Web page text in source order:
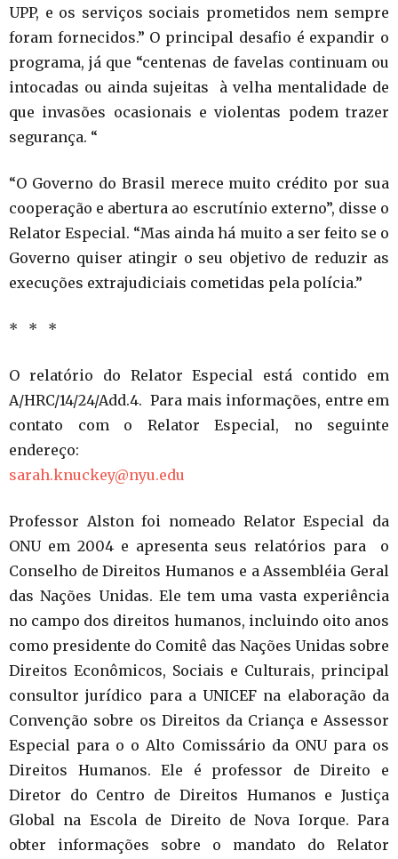
UPP, e os serviços sociais prometidos nem sempre
foram fornecidos.” O principal desafio é expandir o
programa, já que “centenas de favelas continuam ou
intocadas ou ainda sujeitas à velha mentalidade de
que invasões ocasionais e violentas podem trazer
segurança. “
“O Governo do Brasil merece muito crédito por sua
cooperação e abertura ao escrutínio externo”, disse o
Relator Especial. “Mas ainda há muito a ser feito se o
Governo quiser atingir o seu objetivo de reduzir as
execuções extrajudiciais cometidas pela polícia.”
* * *
O relatório do Relator Especial está contido em
A/HRC/14/24/Add.4. Para mais informações, entre em
contato com o Relator Especial, no seguinte
endereço:
sarah.knuckey@nyu.edu
Professor Alston foi nomeado Relator Especial da
ONU em 2004 e apresenta seus relatórios para o
Conselho de Direitos Humanos e a Assembléia Geral
das Nações Unidas. Ele tem uma vasta experiência
no campo dos direitos humanos, incluindo oito anos
como presidente do Comitê das Nações Unidas sobre
Direitos Econômicos, Sociais e Culturais, principal
consultor jurídico para a UNICEF na elaboração da
Convenção sobre os Direitos da Criança e Assessor
Especial para o o Alto Comissário da ONU para os
Direitos Humanos. Ele é professor de Direito e
Diretor do Centro de Direitos Humanos e Justiça
Global na Escola de Direito de Nova Iorque. Para
obter informações sobre o mandato do Relator